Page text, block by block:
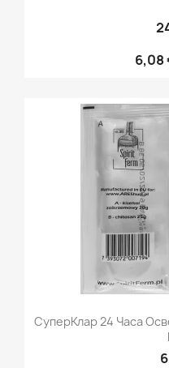
6,08
СуперКлар 24 Часа